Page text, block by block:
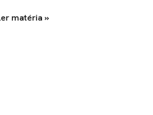
matéria »